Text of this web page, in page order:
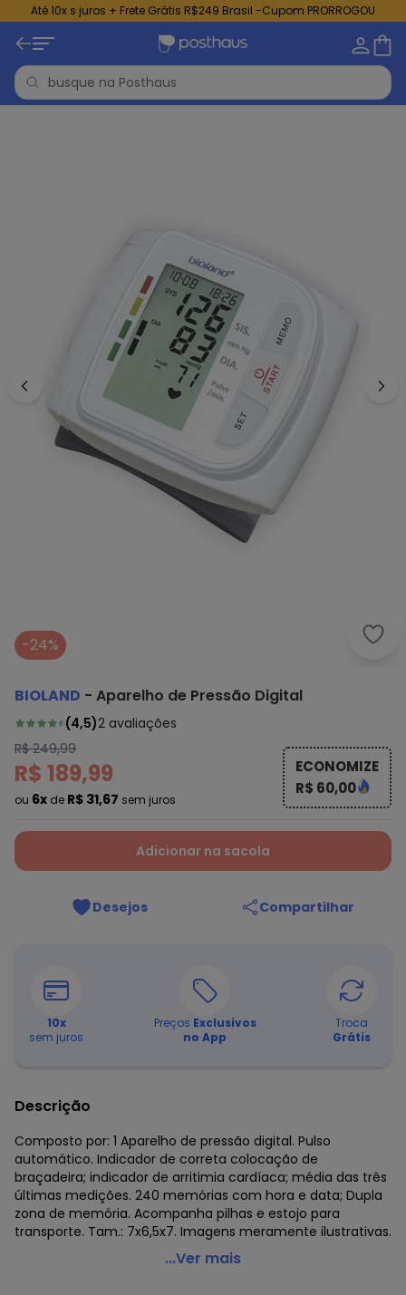
Até 10x s juros + Frete Grátis R$249 Brasil -Cupom PRORROGOU
-24%
BIOLAND - Aparelho de Pressão Digital
(4,5)2 avaliações
R$ 249,99
R$ 189,99
ou 6x de R$ 31,67 sem juros
ECONOMIZE
R$ 60,00
Adicionar na sacola
Desejos Compartilhar
10x
sem juros
Preços Exclusivos
no App
Troca
Grátis
Descrição
Composto por: 1 Aparelho de pressão digital. Pulso
automático. Indicador de correta colocação de
braçadeira; indicador de arritimia cardíaca; média das três
últimas medições. 240 memórias com hora e data; Dupla
zona de memória. Acompanha pilhas e estojo para
transporte. Tam.: 7x6,5x7. Imagens meramente ilustrativas.
Bioland - Aparelho de Pressão Digital - Branco
...Ver mais